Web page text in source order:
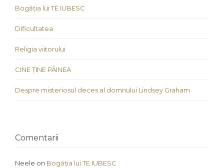
Bogăția lui TE IUBESC
Dificultatea
Religia viitorului
CINE ȚINE PÂINEA
Despre misteriosul deces al domnului Lindsey Graham
Comentarii
Neele on Bogăția lui TE IUBESC